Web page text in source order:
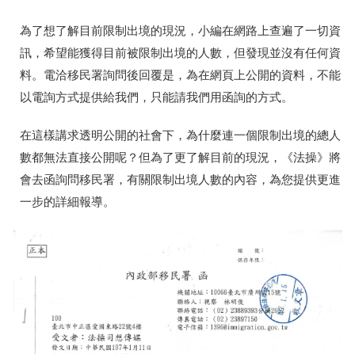
為了想了解目前限制出境的現況，小編在網路上查遍了一切資
訊，希望能獲得目前被限制出境的人數，但發現並沒有任何資
料。電洽移民署詢問後回覆是，為在網頁上公開的資料，不能
以電詢方式提供給我們，只能請我們用函詢的方式。
在這樣講求透明公開的社會下，為什麼連一個限制出境的總人
數都無法直接公開呢？但為了更了解目前的現況，《法操》將
會去函詢問移民署，有關限制出境人數的內容，為您提供更進
一步的詳細報導。